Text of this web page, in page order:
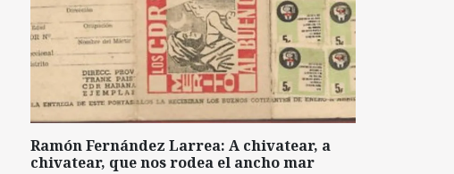
Ramón Fernández Larrea: A chivatear, a
chivatear, que nos rodea el ancho mar